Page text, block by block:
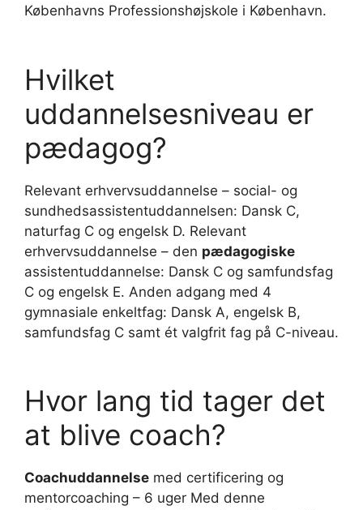
Københavns Professionshøjskole i København.
Hvilket
uddannelsesniveau er
pædagog?
Relevant erhvervsuddannelse – social- og
sundhedsassistentuddannelsen: Dansk C,
naturfag C og engelsk D. Relevant
erhvervsuddannelse – den pædagogiske
assistentuddannelse: Dansk C og samfundsfag
C og engelsk E. Anden adgang med 4
gymnasiale enkeltfag: Dansk A, engelsk B,
samfundsfag C samt ét valgfrit fag på C-niveau.
Hvor lang tid tager det
at blive coach?
Coachuddannelse med certificering og
mentorcoaching – 6 uger Med denne